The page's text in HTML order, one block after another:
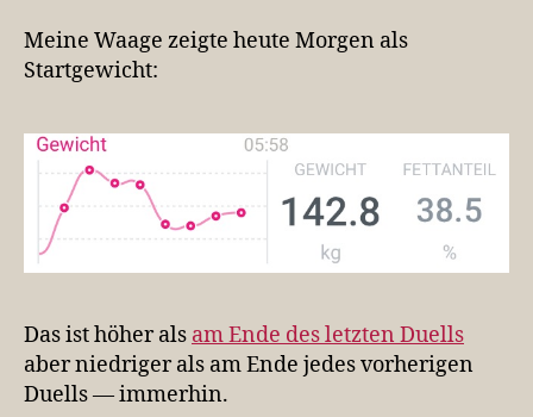
Meine Waage zeigte heute Morgen als
Startgewicht:
Das ist höher als am Ende des letzten Duells
aber niedriger als am Ende jedes vorherigen
Duells — immerhin.